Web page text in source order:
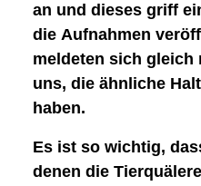
an und dieses griff
die Aufnahmen
meldeten sich gleich
uns, die ähnliche
haben.
Es ist so wichtig,
denen die